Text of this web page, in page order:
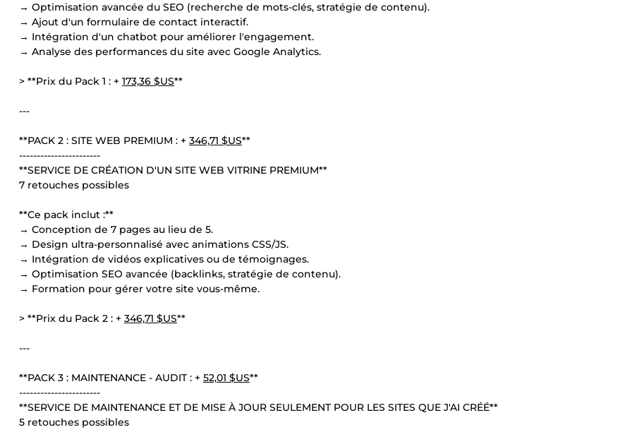
→ Optimisation avancée du SEO (recherche de mots-clés, stratégie de contenu).
→ Ajout d'un formulaire de contact interactif.
→ Intégration d'un chatbot pour améliorer l'engagement.
→ Analyse des performances du site avec Google Analytics.
> **Prix du Pack 1 : + 173,36 $US**
---
**PACK 2 : SITE WEB PREMIUM : + 346,71 $US**
-----------------------
**SERVICE DE CRÉATION D'UN SITE WEB VITRINE PREMIUM**
7 retouches possibles
**Ce pack inclut :**
→ Conception de 7 pages au lieu de 5.
→ Design ultra-personnalisé avec animations CSS/JS.
→ Intégration de vidéos explicatives ou de témoignages.
→ Optimisation SEO avancée (backlinks, stratégie de contenu).
→ Formation pour gérer votre site vous-même.
> **Prix du Pack 2 : + 346,71 $US**
---
**PACK 3 : MAINTENANCE - AUDIT : + 52,01 $US**
-----------------------
**SERVICE DE MAINTENANCE ET DE MISE À JOUR SEULEMENT POUR LES SITES QUE J'AI CRÉÉ**
5 retouches possibles